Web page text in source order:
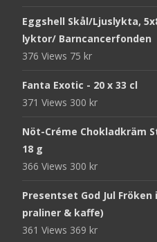
Eggshell Skål/Ljuslykta,
lyktor/ Barncancerfonden
376 Views 75 kr
Fanta Exotic - 20 x 33 cl
371 Views 300 kr
Nöt-Créme Chokladkräm
18 g
366 Views 300 kr
Presentset God Jul
praliner & kaffe)
361 Views 369 kr